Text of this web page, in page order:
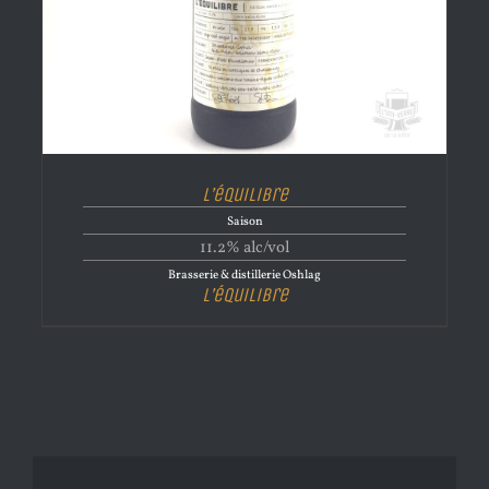
L’équilibre
Saison
11.2% alc/vol
Brasserie & distillerie Oshlag
L’équilibre